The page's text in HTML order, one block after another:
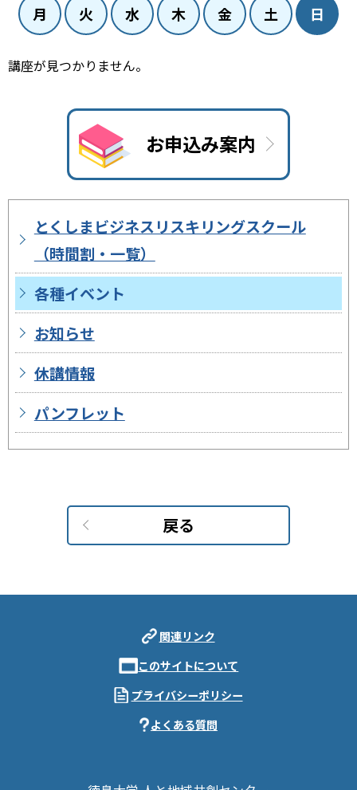
月 火 水 木 金 土 日
講座が見つかりません。
お申込み案内
とくしまビジネスリスキリングスクール
（時間割・一覧）
各種イベント
お知らせ
休講情報
パンフレット
戻る
関連リンク
このサイトについて
プライバシーポリシー
よくある質問